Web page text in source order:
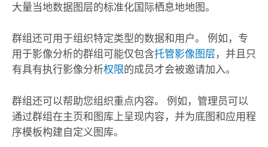
大量当地数据图层的标准化国际栖息地地图。
群组还可用于组织特定类型的数据和用户。 例如，专
用于影像分析的群组可能仅包含托管影像图层 ，并且只
有具有执行影像分析权限的成员才会被邀请加入。
群组还可以帮助您组织重点内容。 例如，管理员可以
通过群组在主页和图库上呈现内容，并为底图和应用程
序模板构建自定义图库。